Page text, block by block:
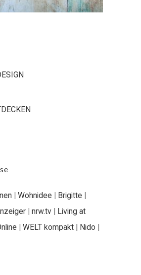
| Wohnidee | Brigitte |
| nrw.tv | Living at
| WELT kompakt | Nido |